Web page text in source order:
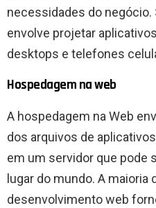
necessidades do negócio.
envolve projetar
desktops e telefones
Hospedagem na web
A hospedagem na Web
dos arquivos de
em um servidor que pode
lugar do mundo. A maioria
desenvolvimento web